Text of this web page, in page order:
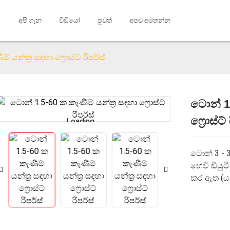
අපි ගැන වීඩියෝ පුවත් අපව අමතන්න
යන්ත්‍ර සඳහා ෆ්‍රොස්ට් රිපර්ස්
Loading...
Loading...
ටොන්
ෆ්‍රොස්ට්
ටොන් 3 -
හෙවි ඩියුටි
කර ඇත